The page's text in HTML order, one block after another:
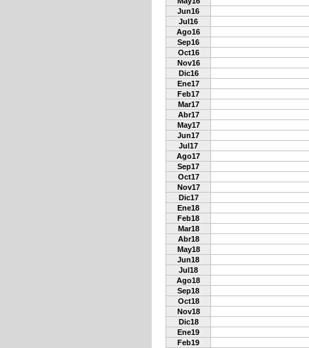
Jun16
Jul16
Ago16
Sep16
Oct16
Nov16
Dic16
Ene17
Feb17
Mar17
Abr17
May17
Jun17
Jul17
Ago17
Sep17
Oct17
Nov17
Dic17
Ene18
Feb18
Mar18
Abr18
May18
Jun18
Jul18
Ago18
Sep18
Oct18
Nov18
Dic18
Ene19
Feb19